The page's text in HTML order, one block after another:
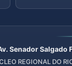
Senador
REGIONAL DO